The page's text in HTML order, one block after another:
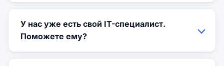
У нас уже есть свой IT-специалист.
Поможете ему?